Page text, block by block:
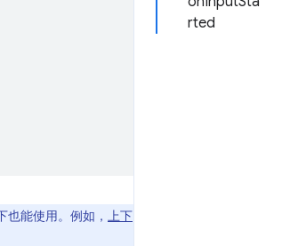
rted
能使用。例如， 上下